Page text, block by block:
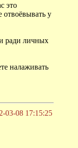
это
у
ради личных
налаживать
03-08 17:15:25